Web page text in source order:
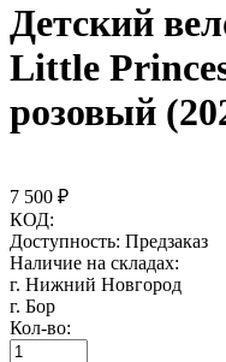
Детский
Little
розовый
7 500 ₽
КОД:
Доступность: Предзаказ
Наличие на складах:
г. Нижний Новгород
г. Бор
Кол-во: